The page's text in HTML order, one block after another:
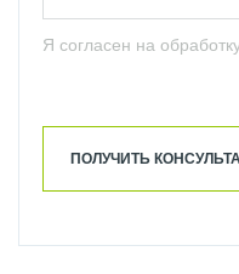
Я согласен на
ПОЛУЧИТЬ